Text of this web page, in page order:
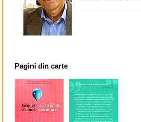
Pagini din carte